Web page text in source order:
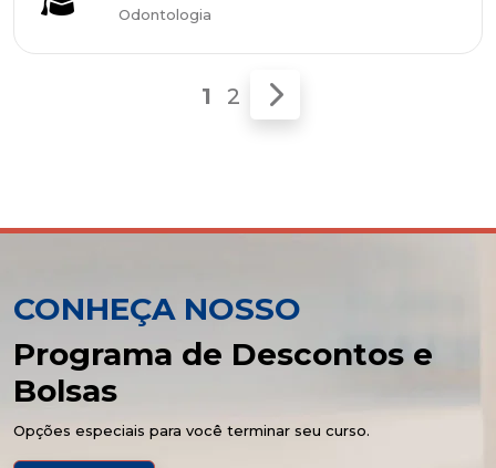
Odontologia
1 2
CONHEÇA NOSSO
Programa de Descontos e
Bolsas
Opções especiais para você terminar seu curso.